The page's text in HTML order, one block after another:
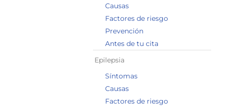
Causas
Factores de riesgo
Prevención
Antes de tu cita
Epilepsia
Síntomas
Causas
Factores de riesgo